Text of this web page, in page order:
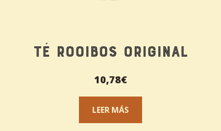
Té Rooibos original
10,78€
LEER MÁS